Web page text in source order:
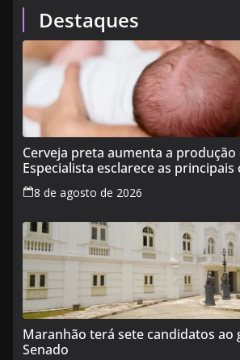
Destaques
Cerveja preta aumenta a produção
Especialista esclarece as principais
alimentação durante a
8 de agosto de 2026
Maranhão terá sete candidatos ao
Senado